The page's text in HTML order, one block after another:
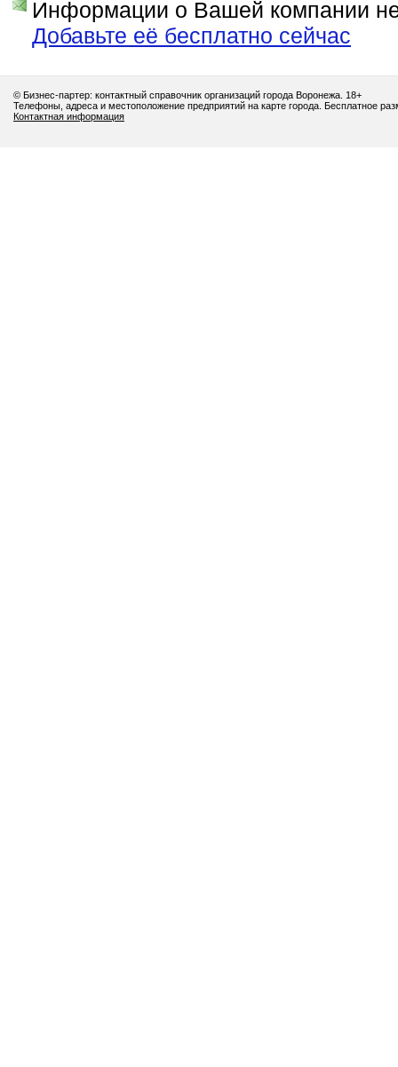
Информации о Вашей компании
Добавьте её бесплатно сейчас
© Бизнес-партер: контактный справочник организаций города Воронежа. 18+
Телефоны, адреса и местоположение предприятий на карте города. Бесплатное
Контактная информация